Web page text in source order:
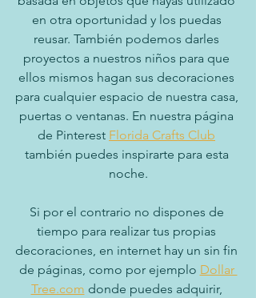
en otra oportunidad y los puedas
reusar. También podemos darles
proyectos a nuestros niños para que
ellos mismos hagan sus decoraciones
para cualquier espacio de nuestra casa,
puertas o ventanas. En nuestra página
de Pinterest Florida Crafts Club
también puedes inspirarte para esta
noche.
Si por el contrario no dispones de
tiempo para realizar tus propias
decoraciones, en internet hay un sin fin
de páginas, como por ejemplo Dollar
Tree.com donde puedes adquirir,